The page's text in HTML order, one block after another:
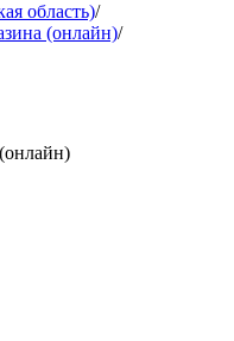
область)/
(онлайн)/